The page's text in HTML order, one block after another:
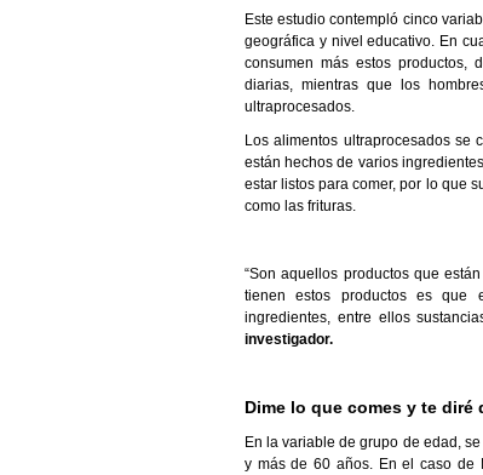
Este estudio contempló cinco
geográfica y nivel educativo. En
consumen más estos productos,
diarias, mientras que los
ultraprocesados.
Los alimentos ultraprocesados se
están hechos de varios
estar listos para comer, por lo que
como las frituras.
“Son aquellos productos que
tienen estos productos es que
ingredientes, entre ellos
investigador.
Dime lo que comes y te diré
En la variable de grupo de edad,
y más de 60 años. En el caso de